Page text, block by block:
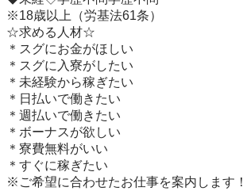
※18歳以上（労基法61条）
☆求める人材☆
＊スグにお金がほしい
＊スグに入寮がしたい
＊未経験から稼ぎたい
＊日払いで働きたい
＊週払いで働きたい
＊ボーナスが欲しい
＊寮費無料がいい
＊すぐに稼ぎたい
※ご希望に合わせたお仕事を案内します！